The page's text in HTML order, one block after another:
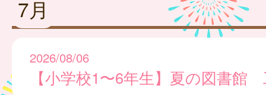
7月
2026/08/06
【小学校1〜6年生】夏の図書館